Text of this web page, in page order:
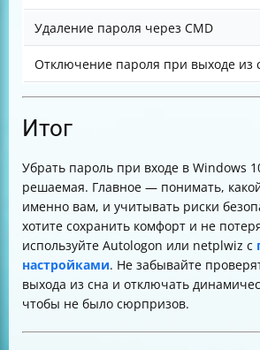
Удаление пароля через CMD
Отключение пароля при выходе из
Итог
Убрать пароль при входе в Windows
решаемая. Главное — понимать,
именно вам, и учитывать риски
хотите сохранить комфорт и не
используйте Autologon или netplwiz с
настройками. Не забывайте
выхода из сна и отключать
чтобы не было сюрпризов.